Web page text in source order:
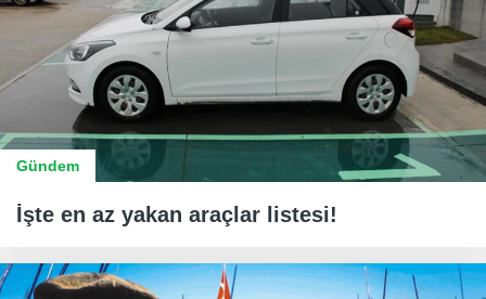
Gündem
İşte en az yakan araçlar listesi!